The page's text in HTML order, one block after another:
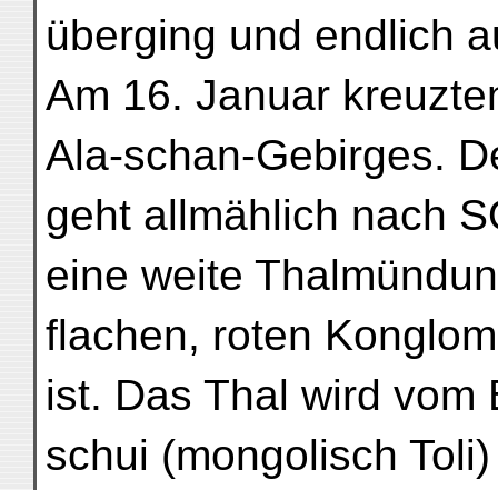
überging und endlich
Am 16. Januar
Ala-schan-Gebirges.
geht allmählich nach
eine weite
flachen, roten
ist. Das Thal wird vom
schui (mongolisch